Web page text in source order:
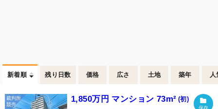
新着順 残り日数 価格 広さ 土地 築年 人
1,850万円 マンション 73m² (初)